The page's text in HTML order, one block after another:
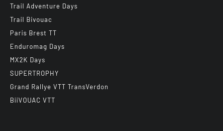
Trail Adventure Days
Trail Bivouac
Paris Brest TT
Enduromag Days
MX2K Days
SUPERTROPHY
Grand Rallye VTT TransVerdon
BiiVOUAC VTT